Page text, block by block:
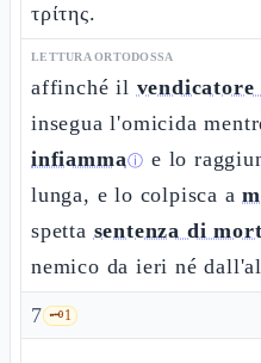
τρίτης.
LETTURA ORTODOSSA
affinché il vendicatore
insegua l'omicida
infiammaⓘ e lo
lunga, e lo colpisca a
spetta sentenza di
nemico da ieri né
7 🗝️1